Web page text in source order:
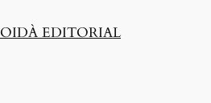
OIDÀ EDITORIAL